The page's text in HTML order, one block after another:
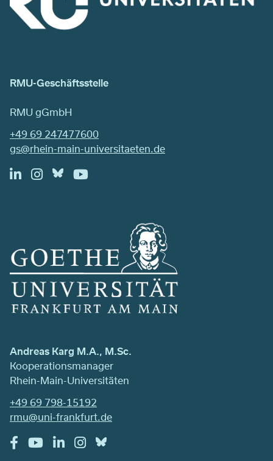
RMU-Geschäftsstelle
RMU gGmbH
+49 69 247477600
gs@rhein-main-universitaeten.de
Andreas Karg M.A., M.Sc.
Kooperationsmanager
Rhein-Main-Universitäten
+49 69 798-15192
rmu@uni-frankfurt.de